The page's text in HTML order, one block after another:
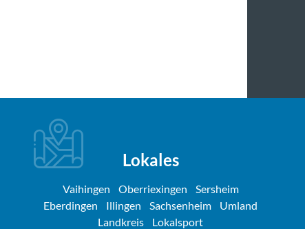
Lokales
Vaihingen Oberriexingen
Sersheim
Eberdingen
Illingen Sachsenheim
Umland
Landkreis
Lokalsport